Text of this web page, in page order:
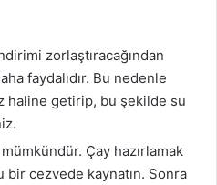
zorlaştıracağından
faydalıdır. Bu nedenle
haline getirip, bu şekilde su
Çay hazırlamak
bir cezvede kaynatın. Sonra